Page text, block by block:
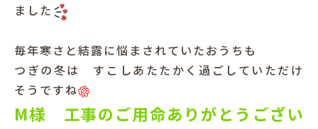
ました
毎年寒さと結露に悩まされていたおうちも
つぎの冬は すこしあたたかく過ごしていただけ
そうですね
M様 工事のご用命ありがとうござい